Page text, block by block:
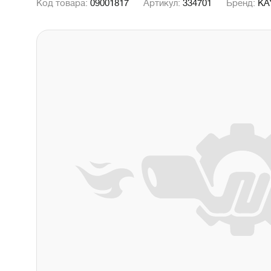
Код товара: 09001817 Артикул: 334701 Бренд: